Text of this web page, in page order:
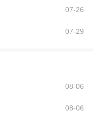
07-26
07-29
08-06
08-06